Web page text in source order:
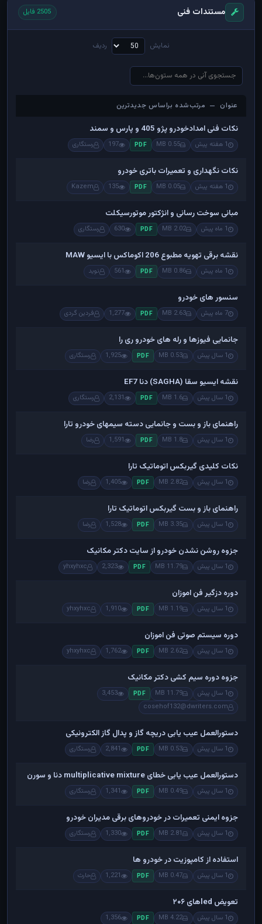
مستندات فنی 2505 فایل
نمایش ردیف
عنوان — مرتب‌شده براساس جدیدترین
عنوان — مرتب‌شده براساس جدیدترین
نکات فنی امدادخودرو پژو 405 و پارس و سمند
1 هفته پیش 0.55 MB
PDF
197 رستگاری
نکات نگهداری و تعمیرات باتری خودرو
1 هفته پیش 0.05 MB
PDF
135
Kazem
مبانی سوخت رسانی و انژکتور موتورسیکلت
1 ماه پیش 2.02 MB
PDF
630 رستگاری
نقشه برقی تهویه مطبوع 206 اکوماکس با ایسیو MAW
1 ماه پیش 0.86 MB
PDF
561 نوید
سنسور های خودرو
7 ماه پیش 2.63 MB
PDF
1,277 فردین گردی
جانمایی فیوزها و رله های خودرو ری را
1 سال پیش 0.53 MB
PDF
1,925 رستگاری
نقشه ایسیو سقا (SAGHA) دنا EF7
1 سال پیش 1.6 MB
PDF
2,131 رستگاری
راهنمای باز و بست و جانمایی دسته سیمهای خودرو تارا
1 سال پیش 1.8 MB
PDF
1,591 رضا
نکات کلیدی گیربکس اتوماتیک تارا
1 سال پیش 2.82 MB
PDF
1,405 رضا
راهنمای باز و بست گیربکس اتوماتیک تارا
1 سال پیش 3.35 MB
PDF
1,528 رضا
جزوه روشن نشدن خودرو از سایت دکتر مکانیک
1 سال پیش 11.79 MB
PDF
2,323
yhxyhxc
دوره دزگیر فن اموزان
1 سال پیش 1.19 MB
PDF
1,910
yhxyhxc
دوره سیستم صوتی فن اموزان
1 سال پیش 2.62 MB
PDF
1,762
yhxyhxc
جزوه دوره سیم کشی دکتر مکانیک
1 سال پیش 11.79 MB
PDF
3,453
cosehof132@dwriters.com
دستورالعمل عیب یابی دریچه گاز و پدال گاز الکترونیکی
1 سال پیش 0.53 MB
PDF
2,841 رستگاری
دستورالعمل عیب یابی خطای multiplicative mixture دنا و سورن
1 سال پیش 0.49 MB
PDF
1,341 رستگاری
جزوه ایمنی تعمیرات در خودروهای برقی مدیران خودرو
1 سال پیش 2.81 MB
PDF
1,330 رستگاری
استفاده از کامپوزیت در خودرو ها
1 سال پیش 0.47 MB
PDF
1,221 حارث
تعویض ledهای ۲۰۶
1 سال پیش 4.22 MB
PDF
1,356